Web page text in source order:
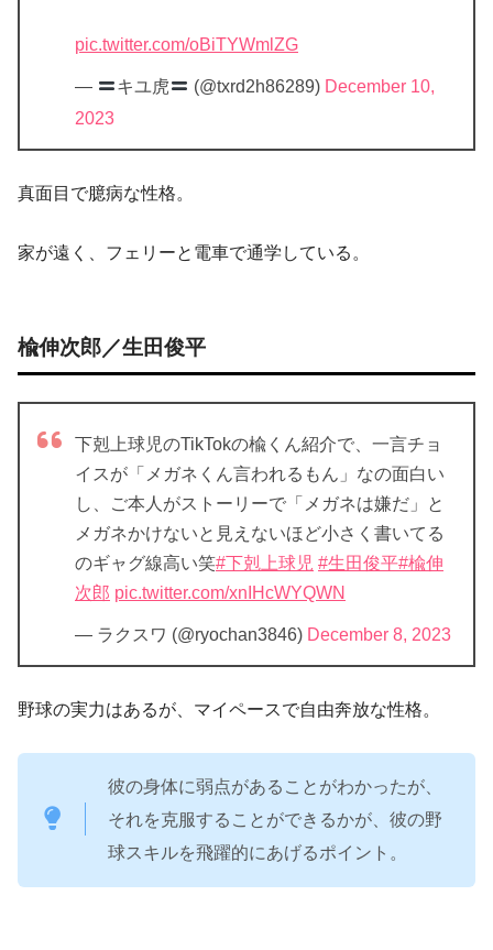
pic.twitter.com/oBiTYWmlZG
— キユ虎 (@txrd2h86289) December 10,
2023
真面目で臆病な性格。
家が遠く、フェリーと電車で通学している。
楡伸次郎／生田俊平
下剋上球児のTikTokの楡くん紹介で、一言チョ
イスが「メガネくん言われるもん」なの面白い
し、ご本人がストーリーで「メガネは嫌だ」と
メガネかけないと見えないほど小さく書いてる
のギャグ線高い笑#下剋上球児 #生田俊平#楡伸
次郎 pic.twitter.com/xnIHcWYQWN
— ラクスワ (@ryochan3846) December 8, 2023
野球の実力はあるが、マイペースで自由奔放な性格。
彼の身体に弱点があることがわかったが、
それを克服することができるかが、彼の野
球スキルを飛躍的にあげるポイント。